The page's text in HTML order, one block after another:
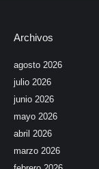
Archivos
agosto 2026
julio 2026
junio 2026
mayo 2026
abril 2026
marzo 2026